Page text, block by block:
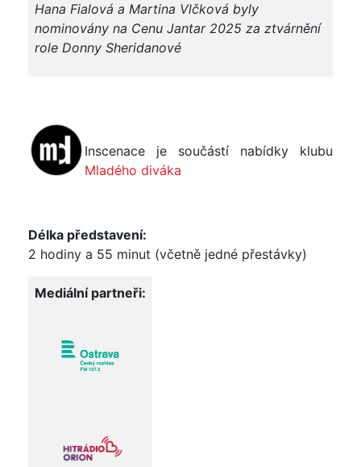
Hana Fialová a Martina Vlčková byly
nominovány na Cenu Jantar 2025 za ztvárnění
role Donny Sheridanové
Inscenace je součástí nabídky klubu
Mladého diváka
Délka představení:
2 hodiny a 55 minut (včetně jedné přestávky)
Mediální partneři: